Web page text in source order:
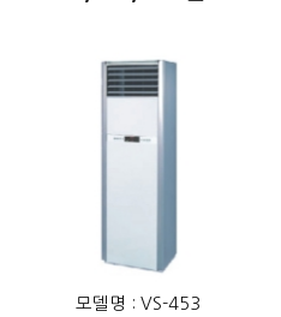
모델명 : VS-453